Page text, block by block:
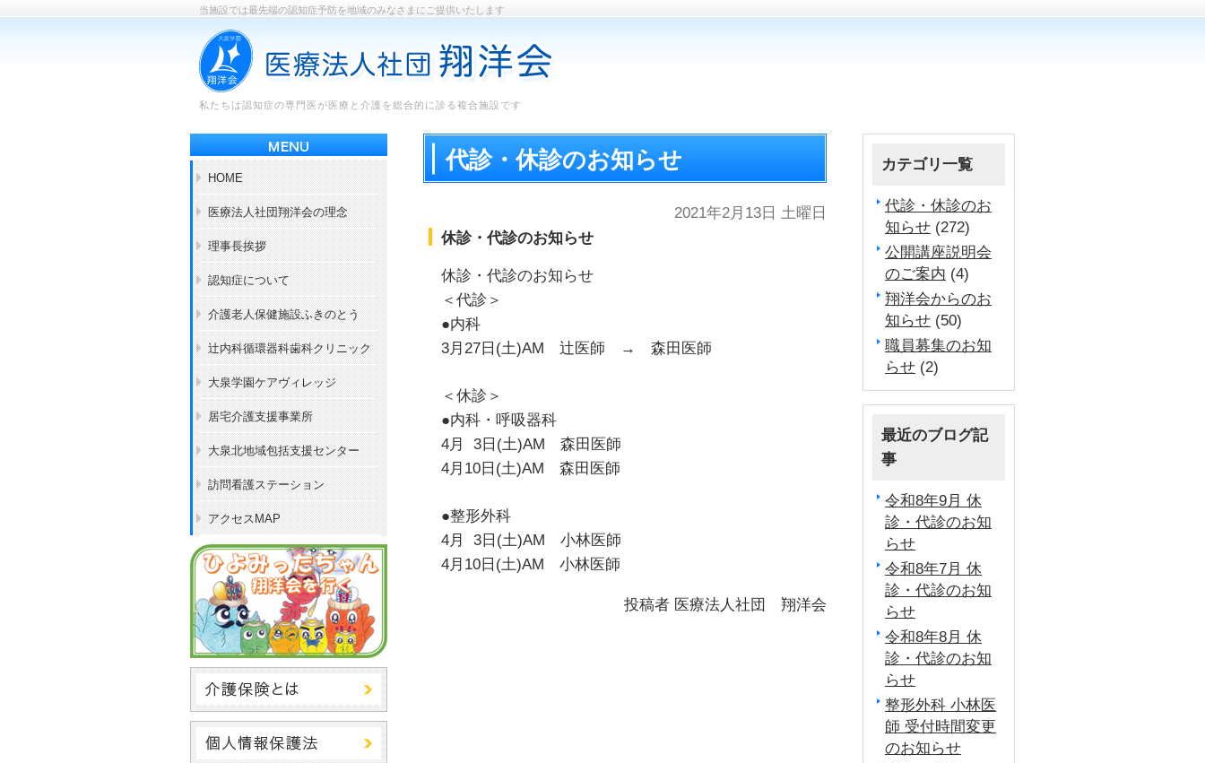
当施設では最先端の認知症予防を地域のみなさまにご提供いたします
私たちは認知症の専門医が医療と介護を総合的に診る複合施設です
代診・休診のお知らせ
2021年2月13日 土曜日
休診・代診のお知らせ
休診・代診のお知らせ
＜代診＞
●内科
3月27日(土)AM 辻医師 → 森田医師
＜休診＞
●内科・呼吸器科
4月 3日(土)AM 森田医師
4月10日(土)AM 森田医師
●整形外科
4月 3日(土)AM 小林医師
4月10日(土)AM 小林医師
投稿者 医療法人社団 翔洋会
カテゴリ一覧
代診・休診のお
知らせ (272)
公開講座説明会
のご案内 (4)
翔洋会からのお
知らせ (50)
職員募集のお知
らせ (2)
最近のブログ記
事
令和8年9月 休
診・代診のお知
らせ
令和8年7月 休
診・代診のお知
らせ
令和8年8月 休
診・代診のお知
らせ
整形外科 小林医
師 受付時間変更
のお知らせ
HOME
医療法人社団翔洋会の理念
理事長挨拶
認知症について
介護老人保健施設ふきのとう
辻内科循環器科歯科クリニック
大泉学園ケアヴィレッジ
居宅介護支援事業所
大泉北地域包括支援センター
訪問看護ステーション
アクセスMAP